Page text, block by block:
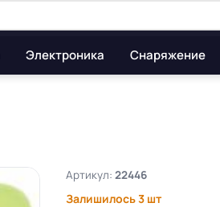
Электроника Снаряжение
Артикул: 22446
Залишилось 3 шт